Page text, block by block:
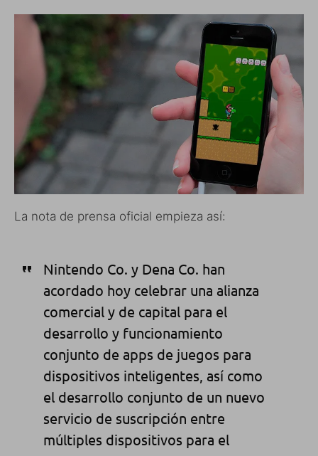
La nota de prensa oficial empieza así:
Nintendo Co. y Dena Co. han
acordado hoy celebrar una alianza
comercial y de capital para el
desarrollo y funcionamiento
conjunto de apps de juegos para
dispositivos inteligentes, así como
el desarrollo conjunto de un nuevo
servicio de suscripción entre
múltiples dispositivos para el